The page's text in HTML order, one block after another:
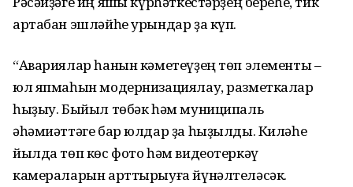
артабан эшләйһе урындар ҙа күп.
“Авариялар һанын кәметеүҙең төп элементы –
юл япмаһын модернизациялау, разметкалар
һыҙыу. Быйыл төбәк һәм муниципаль
әһәмиәттәге бар юлдар ҙа һыҙылды. Киләһе
йылда төп көс фото һәм видеотеркәү
камераларын арттырыуға йүнәлтеләсәк.